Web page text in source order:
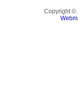
Copyright ©